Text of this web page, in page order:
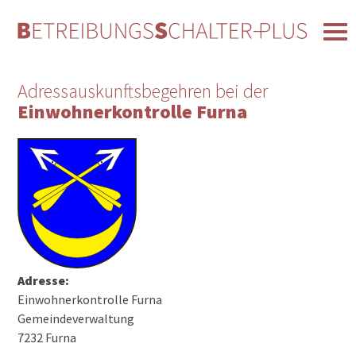
Adressauskunftsbegehren bei der
Einwohnerkontrolle Furna
Adresse:
Einwohnerkontrolle Furna
Gemeindeverwaltung
7232 Furna